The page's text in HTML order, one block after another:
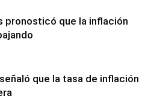
pronosticó que la inflación
que la tasa de inflación